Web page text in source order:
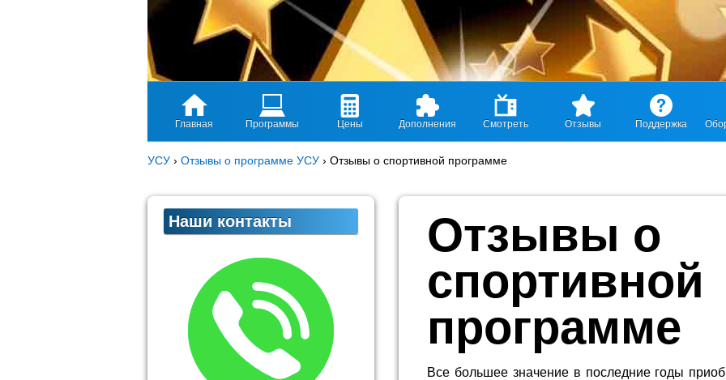
Главная Программы Цены Дополнения Смотреть Отзывы Поддержка
УСУ › Отзывы о программе УСУ › Отзывы о спортивной программе
Отзывы о
спортивной
программе
Все большее значение в последние годы
Наши контакты